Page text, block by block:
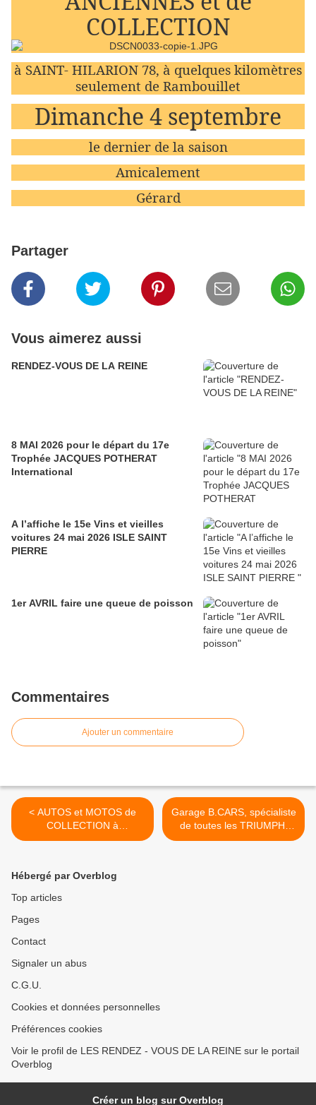
COLLECTION
à SAINT- HILARION 78, à quelques kilomètres
seulement de Rambouillet
Dimanche 4 septembre
le dernier de la saison
Amicalement
Gérard
Partager
Vous aimerez aussi
RENDEZ-VOUS DE LA REINE
8 MAI 2026 pour le départ du 17e
Trophée JACQUES POTHERAT
International
A l’affiche le 15e Vins et vieilles
voitures 24 mai 2026 ISLE SAINT
PIERRE
1er AVRIL faire une queue de poisson
Commentaires
Ajouter un commentaire
< AUTOS et MOTOS de
COLLECTION à
RAMBOUILLET
Garage B.CARS, spécialiste
de toutes les TRIUMPH,
aussi secouriste des
Hébergé par Overblog
Top articles
Pages
Contact
Signaler un abus
C.G.U.
Cookies et données personnelles
Préférences cookies
Voir le profil de LES RENDEZ - VOUS DE LA REINE sur le portail
Overblog
Créer un blog sur Overblog